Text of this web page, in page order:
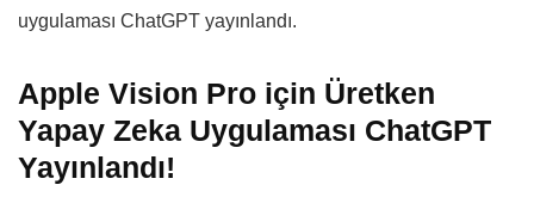
uygulaması ChatGPT yayınlandı.
Apple Vision Pro için Üretken
Yapay Zeka Uygulaması ChatGPT
Yayınlandı!